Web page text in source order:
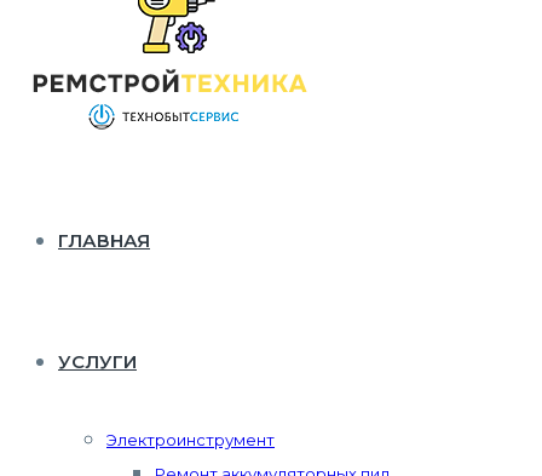
ГЛАВНАЯ
УСЛУГИ
Электроинструмент